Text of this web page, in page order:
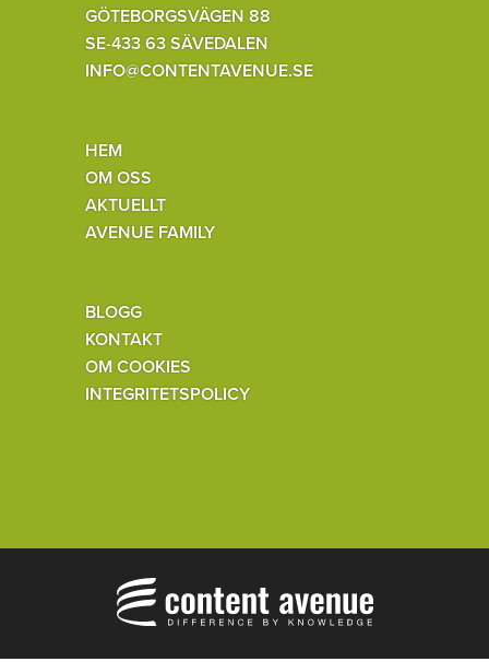
GÖTEBORGSVÄGEN 88
SE-433 63 SÄVEDALEN
INFO@CONTENTAVENUE.SE
HEM
OM OSS
AKTUELLT
AVENUE FAMILY
BLOGG
KONTAKT
OM COOKIES
INTEGRITETSPOLICY